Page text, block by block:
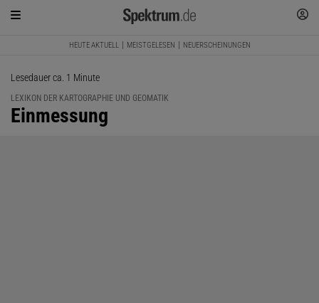
HEUTE AKTUELL MEISTGELESEN NEUERSCHEINUNGEN
Lesedauer ca. 1 Minute
LEXIKON DER KARTOGRAPHIE UND GEOMATIK
:
Einmessung